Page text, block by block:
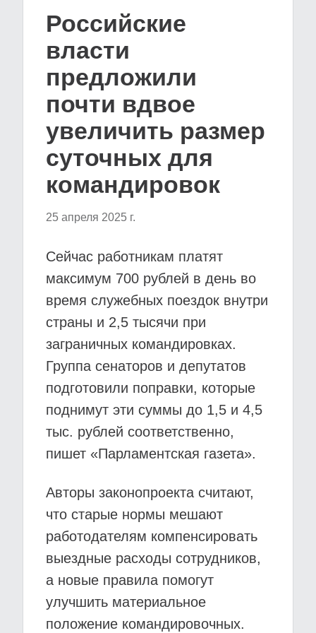
Российские
власти
предложили
почти вдвое
увеличить размер
суточных для
командировок
25 апреля 2025 г.
Сейчас работникам платят
максимум 700 рублей в день во
время служебных поездок внутри
страны и 2,5 тысячи при
заграничных командировках.
Группа сенаторов и депутатов
подготовили поправки, которые
поднимут эти суммы до 1,5 и 4,5
тыс. рублей соответственно,
пишет «Парламентская газета».
Авторы законопроекта считают,
что старые нормы мешают
работодателям компенсировать
выездные расходы сотрудников,
а новые правила помогут
улучшить материальное
положение командировочных.